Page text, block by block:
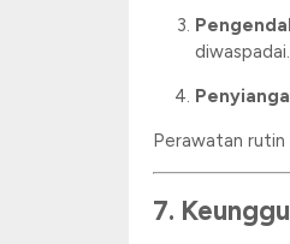
Perawatan rutin
7.